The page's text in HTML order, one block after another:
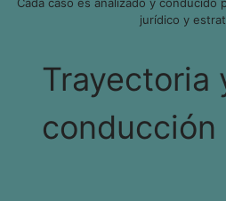
jurídico y
Trayectoria
conducción